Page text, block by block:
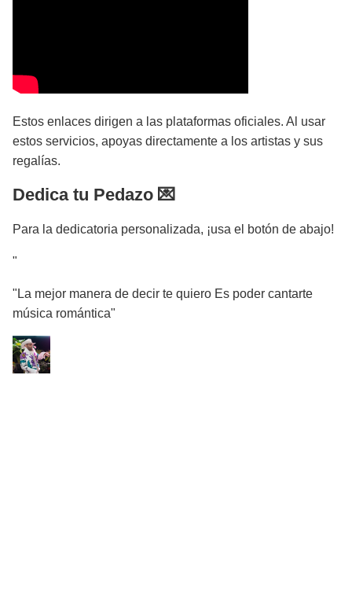
Estos enlaces dirigen a las plataformas oficiales. Al usar
estos servicios, apoyas directamente a los artistas y sus
regalías.
Dedica tu Pedazo 💌
Para la dedicatoria personalizada, ¡usa el botón de abajo!
"
"La mejor manera de decir te quiero Es poder cantarte
música romántica"